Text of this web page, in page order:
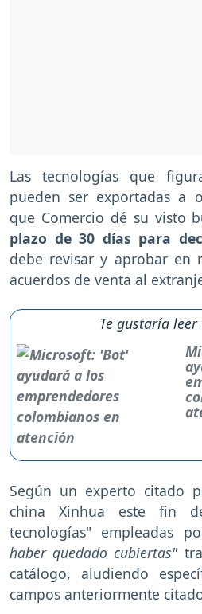
Las tecnologías que
pueden ser exportadas a
que Comercio dé su visto
plazo de 30 días para
debe revisar y aprobar en
acuerdos de venta al
Te gustaría
Según un experto citado
china Xinhua este fin
tecnologías" empleadas
haber quedado cubiertas"
catálogo, aludiendo
campos anteriormente